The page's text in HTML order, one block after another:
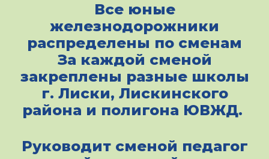
Все юные
железнодорожники
распределены по сменам
За каждой сменой
закреплены разные школы
г. Лиски, Лискинского
района и полигона ЮВЖД.
Руководит сменой педагог